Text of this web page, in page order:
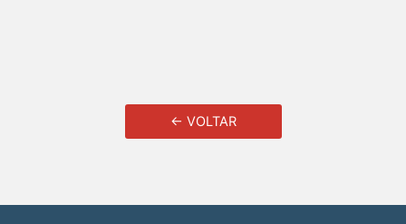
← VOLTAR